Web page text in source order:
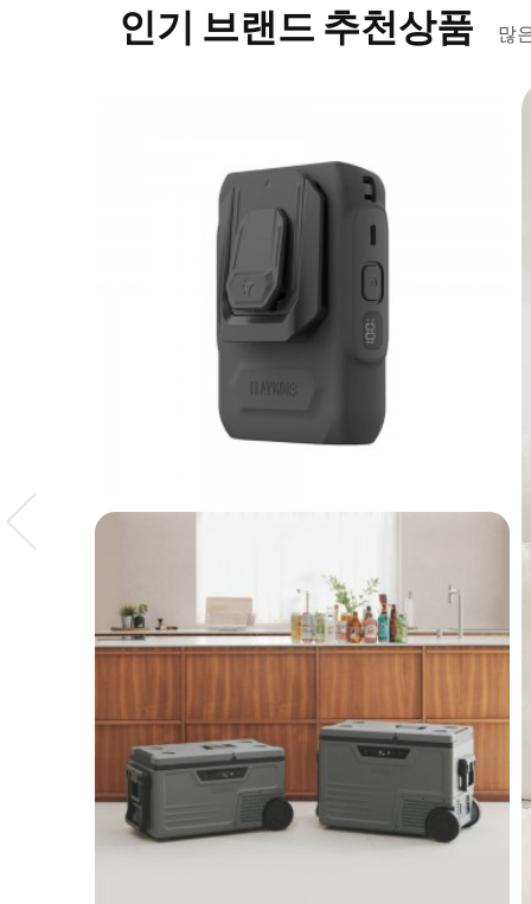
인기 브랜드 추천상품 많